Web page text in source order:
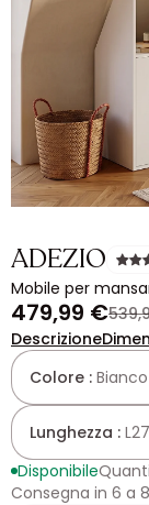
ADEZIO
Mobile per
479,99 €
Descrizione
Colore : Bianco
Lunghezza :
Disponibile
Consegna in 6 a